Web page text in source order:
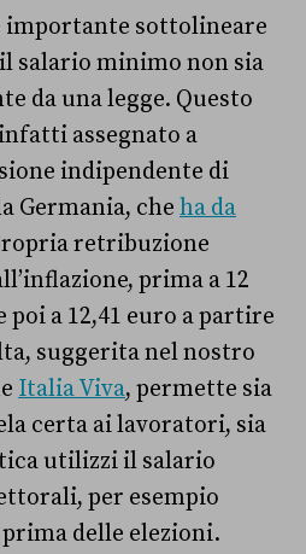
importante sottolineare
salario minimo non sia
da una legge. Questo
assegnato a
indipendente di
Germania, che ha da
retribuzione
prima a 12
poi a 12,41 euro a partire
suggerita nel nostro
Italia Viva, permette sia
certa ai lavoratori, sia
utilizzi il salario
per esempio
delle elezioni.